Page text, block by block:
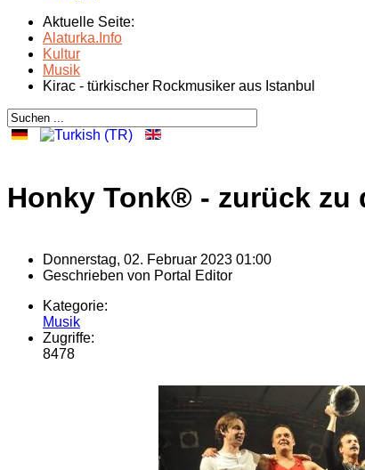
Aktuelle Seite:
Alaturka.Info
Kultur
Musik
Kirac - türkischer Rockmusiker aus Istanbul
Honky Tonk® - zurück zu
Donnerstag, 02. Februar 2023 01:00
Geschrieben von Portal Editor
Kategorie:
Musik
Zugriffe:
8478